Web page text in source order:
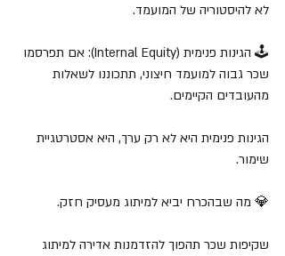
לא להיסטוריה של המועמד.
🕹️ הגינות פנימית (Internal Equity): אם תפרסמו
שכר גבוה למועמד חיצוני, תתכוננו לשאלות
מהעובדים הקיימים.
הגינות פנימית היא לא רק ערך, היא אסטרטגיית
שימור.
💎 מה שבהכרח יביא למיתוג מעסיק חזק.
שקיפות שכר תהפוך להזדמנות אדירה למיתוג